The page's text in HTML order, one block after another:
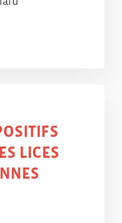
LICES